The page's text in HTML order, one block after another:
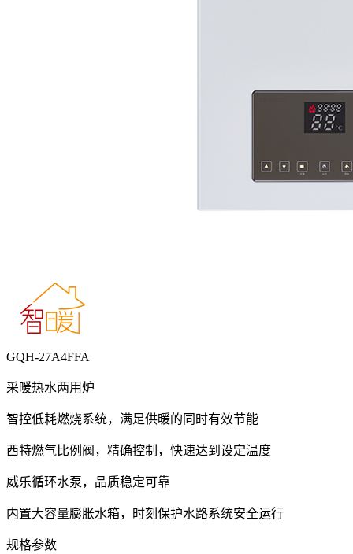
GQH-27A4FFA
采暖热水两用炉
智控低耗燃烧系统，满足供暖的同时有效节能
西特燃气比例阀，精确控制，快速达到设定温度
威乐循环水泵，品质稳定可靠
内置大容量膨胀水箱，时刻保护水路系统安全运行
规格参数